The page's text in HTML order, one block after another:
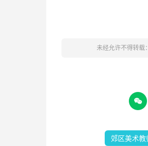
未经允许不得转载：

郊区美术教